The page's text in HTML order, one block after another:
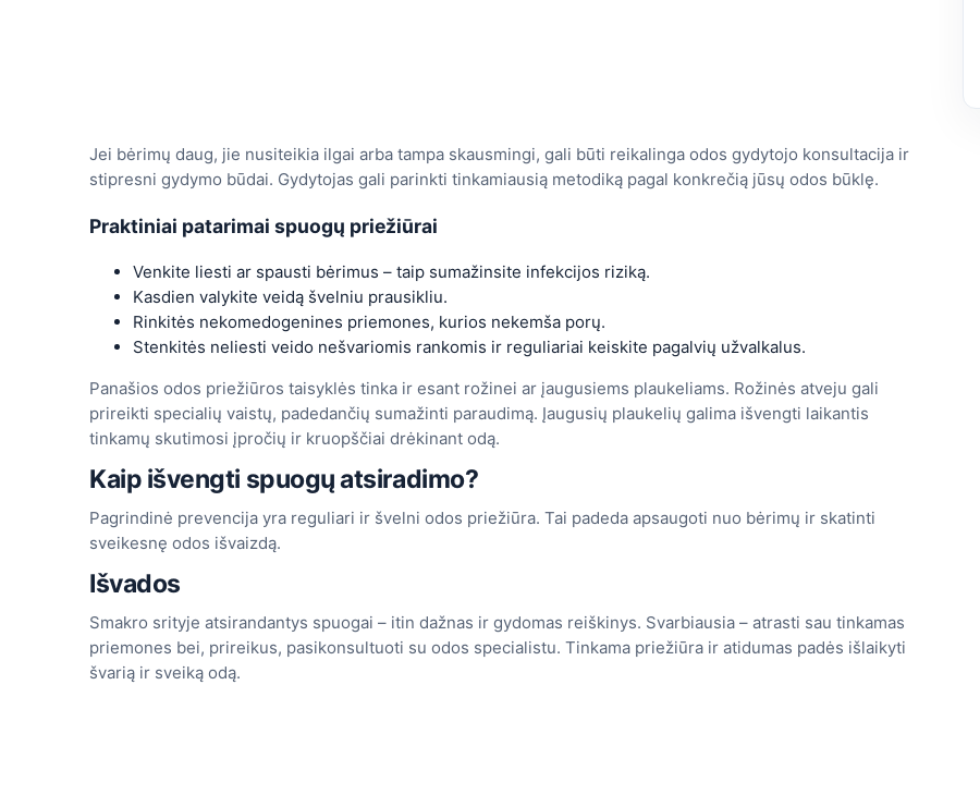
Jei bėrimų daug, jie nusiteikia ilgai arba tampa skausmingi, gali būti reikalinga odos gydytojo konsultacija ir
stipresni gydymo būdai. Gydytojas gali parinkti tinkamiausią metodiką pagal konkrečią jūsų odos būklę.
Praktiniai patarimai spuogų priežiūrai
Venkite liesti ar spausti bėrimus – taip sumažinsite infekcijos riziką.
Kasdien valykite veidą švelniu prausikliu.
Rinkitės nekomedogenines priemones, kurios nekemša porų.
Stenkitės neliesti veido nešvariomis rankomis ir reguliariai keiskite pagalvių užvalkalus.
Panašios odos priežiūros taisyklės tinka ir esant rožinei ar įaugusiems plaukeliams. Rožinės atveju gali
prireikti specialių vaistų, padedančių sumažinti paraudimą. Įaugusių plaukelių galima išvengti laikantis
tinkamų skutimosi įpročių ir kruopščiai drėkinant odą.
Kaip išvengti spuogų atsiradimo?
Pagrindinė prevencija yra reguliari ir švelni odos priežiūra. Tai padeda apsaugoti nuo bėrimų ir skatinti
sveikesnę odos išvaizdą.
Išvados
Smakro srityje atsirandantys spuogai – itin dažnas ir gydomas reiškinys. Svarbiausia – atrasti sau tinkamas
priemones bei, prireikus, pasikonsultuoti su odos specialistu. Tinkama priežiūra ir atidumas padės išlaikyti
švarią ir sveiką odą.